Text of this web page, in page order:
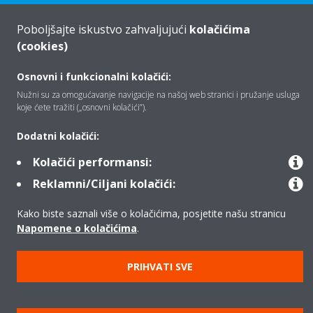
Tko smo mi
Rješenja
Kontakt
Proizvodi
Copyright © Daikin
Pravilnik o zaštiti privatnosti podataka
Poslovna etika
Poboljšajte iskustvo zahvaljujući kolačićima
(cookies)
Osnovni i funkcionalni kolačići:
Nužni su za omogućavanje navigacije na našoj web stranici i pružanje usluga
koje ćete tražiti („osnovni kolačići”).
Dodatni kolačići:
Kolačići performansi:
Reklamni/Ciljani kolačići:
Kako biste saznali više o kolačićima, posjetite našu stranicu
Napomene o kolačićima.
PRIHVATI SVE